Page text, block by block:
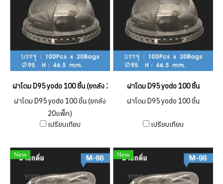
ฝาโดม D95 yodo 100 ชิ้น (ยกลัง 20แพ็ค)
ฝาโดม D95 yodo 100 ชิ้น (ยกลัง
20แพ็ค)
เปรียบเทียบ
ฝาโดม D95 yodo 100 ชิ้น
ฝาโดม D95 yodo 100 ชิ้น
เปรียบเทียบ
New New